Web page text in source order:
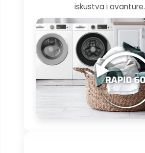
iskustva i avanture.